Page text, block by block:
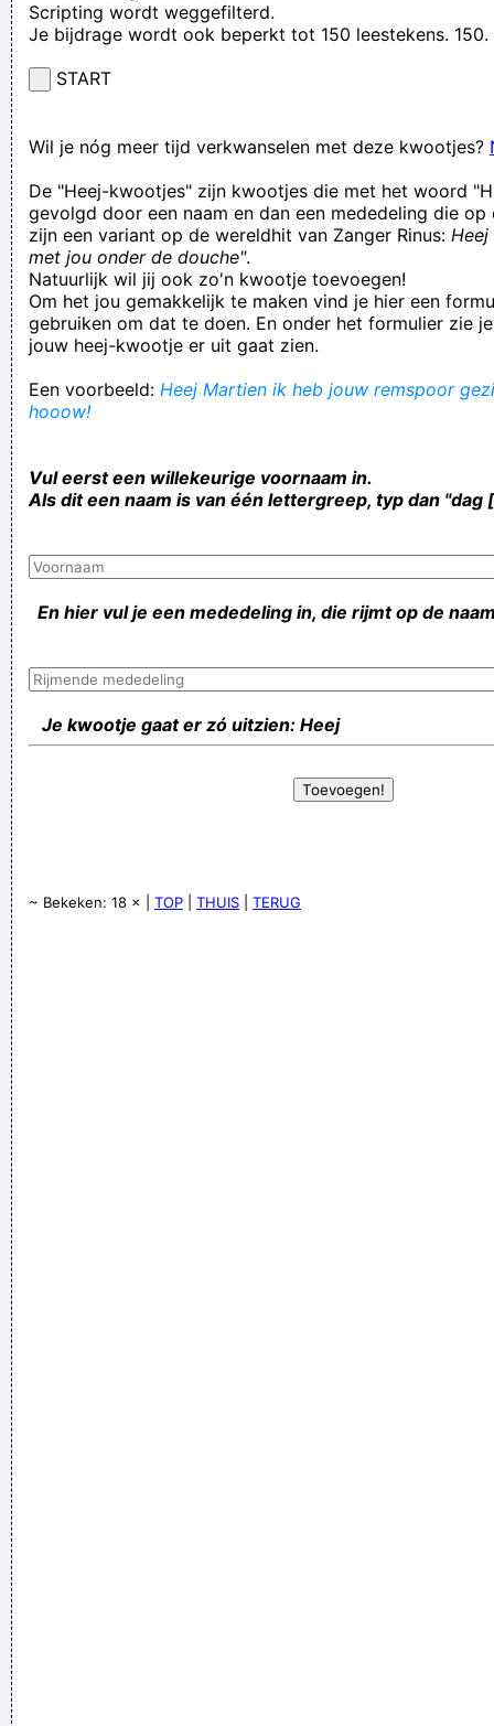
Scripting wordt weggefilterd.
Je bijdrage wordt ook beperkt tot 150 leestekens. 150.
START
Wil je nóg meer tijd verkwanselen met deze kwootjes?
De "Heej-kwootjes" zijn kwootjes die met het woord
gevolgd door een naam en dan een mededeling die op
zijn een variant op de wereldhit van Zanger Rinus:
met jou onder de douche".
Natuurlijk wil jij ook zo'n kwootje toevoegen!
Om het jou gemakkelijk te maken vind je hier een
gebruiken om dat te doen. En onder het formulier zie
jouw heej-kwootje er uit gaat zien.
Een voorbeeld: Heej Martien ik heb jouw remspoor
hooow!
Vul eerst een willekeurige voornaam in.
Als dit een naam is van één lettergreep, typ dan "dag
En hier vul je een mededeling in, die rijmt op de
Je kwootje gaat er zó uitzien: Heej
~ Bekeken: 18 × | TOP THUIS TERUG